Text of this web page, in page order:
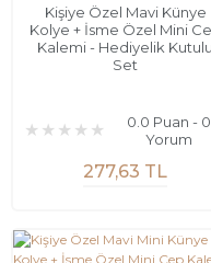
Kişiye Özel Mavi Künye
Kolye + İsme Özel Mini
Kalemi - Hediyelik Kutulu
Set
0.0 Puan - 0
Yorum
277,63 TL